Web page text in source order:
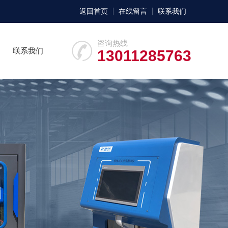
返回首页 在线留言 联系我们
咨询热线
13011285763
联系我们